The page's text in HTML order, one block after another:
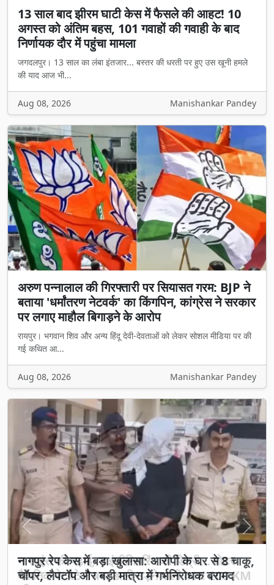
13 साल बाद झीरम घाटी केस में फैसले की आहट! 10
अगस्त को अंतिम बहस, 101 गवाहों की गवाही के बाद
निर्णायक दौर में पहुंचा मामला
जगदलपुर। 13 साल का लंबा इंतजार... बस्तर की धरती पर हुए उस खूनी हमले
की याद आज भी...
Aug 08, 2026 Manishankar Pandey
अरुण पन्नालाल की गिरफ्तारी पर सियासत गरम: BJP ने
बताया 'धर्मांतरण नेटवर्क' का किंगपिन, कांग्रेस ने सरकार
पर लगाए माहौल बिगाड़ने के आरोप
रायपुर। भगवान शिव और अन्य हिंदू देवी-देवताओं को लेकर सोशल मीडिया पर की
गई कथित आ...
Aug 08, 2026 Manishankar Pandey
नागपुर रेप केस में बड़ा खुलासा: आरोपी के घर से 8 चाकू,
चॉपर, लैपटॉप और बड़ी मात्रा में गर्भनिरोधक बरामद
Previous Next